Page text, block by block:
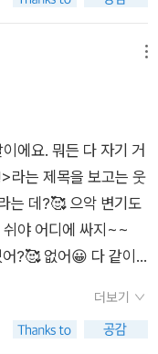
어지면 잊혀질 것이라
과를 일으키는 경우도
을 하는지 설명하기
다볼 수 있을 것이다.
특정 사물에 대한 집착
하는 아이에게 가장 필
있다. 주인공 '살리'는
책은 공유에 대한 신
성향을 가진 아이가
다. #나무말미, #이거
림책, #우아페, #우리
읽기 좋은 도서인데
다람쥐를 잠시 옷장
는 남겨놔야 같이 놀지
어요.생각해보니 엄마
넣었는데요 놀러온 니
에 넣었어요 그리
우르르 쏟아졌어요.
려워하는거같아요.다
나가 다 가져가는 것만
에요. 뭐든 다 자기 거
라는 제목을 보고는 웃
는 데?🥰 으악 변기도
쉬야 어디에 싸지~~
?🥰 없어😀 다 같이
빌딩도 침대도 소파도
!!😀 이게 다들 옷장
더보기